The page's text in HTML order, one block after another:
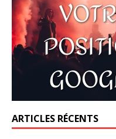
ARTICLES RÉCENTS